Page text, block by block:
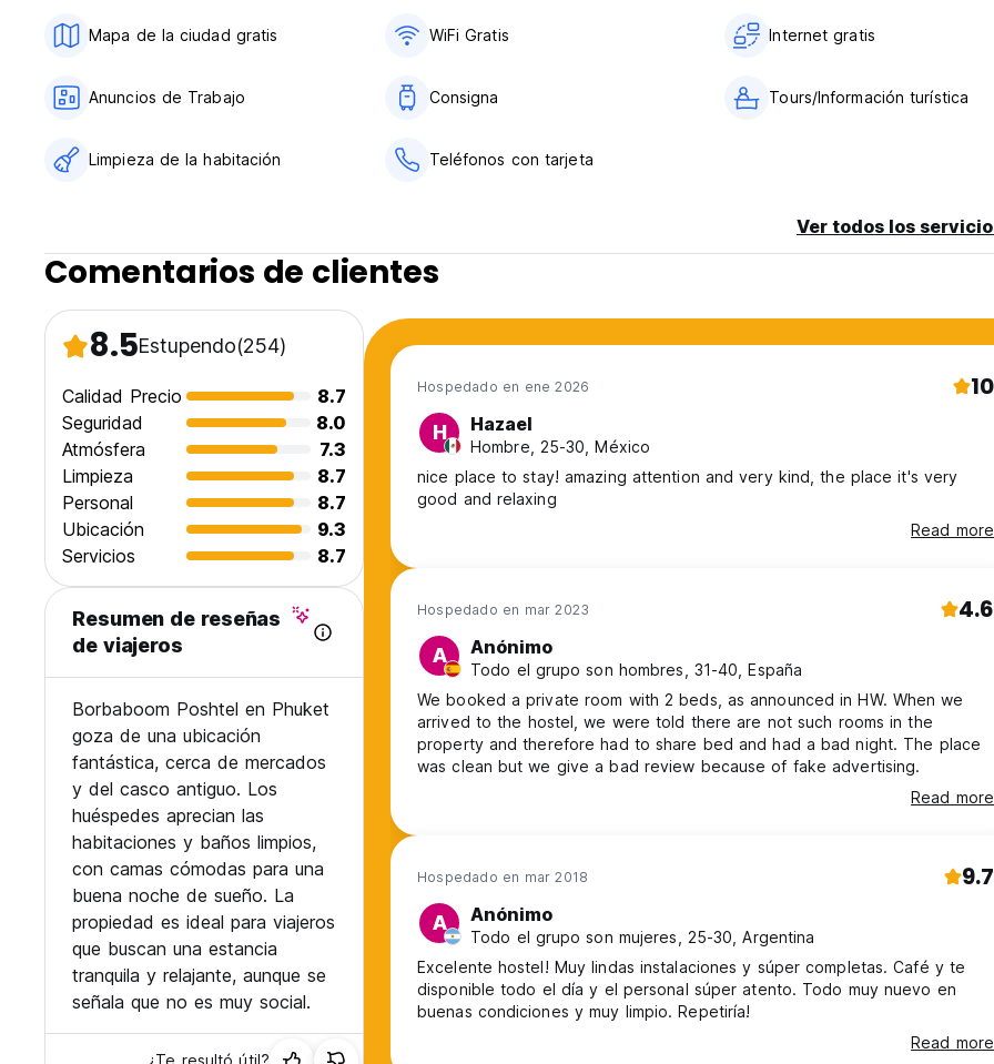
Mapa de la ciudad gratis WiFi Gratis Internet gratis
Anuncios de Trabajo Consigna Tours/Información turística
Limpieza de la habitación Teléfonos con tarjeta
Ver todos los
Comentarios de clientes
8.5Estupendo(254)
Calidad Precio
8.7
Seguridad
8.0
Atmósfera
7.3
Limpieza
8.7
Personal
8.7
Ubicación
9.3
Servicios
8.7
Resumen de reseñas
de viajeros
Borbaboom Poshtel en Phuket
goza de una ubicación
fantástica, cerca de mercados
y del casco antiguo. Los
huéspedes aprecian las
habitaciones y baños limpios,
con camas cómodas para una
buena noche de sueño. La
propiedad es ideal para viajeros
que buscan una estancia
tranquila y relajante, aunque se
señala que no es muy social.
¿Te resultó útil?
Hospedado en ene 2026 10
H Hazael
Hombre, 25-30, México
nice place to stay! amazing attention and very kind, the place it's very
good and relaxing
Read more
Hospedado en mar 2023 4.6
A Anónimo
Todo el grupo son hombres, 31-40, España
We booked a private room with 2 beds, as announced in HW. When we
arrived to the hostel, we were told there are not such rooms in the
property and therefore had to share bed and had a bad night. The place
was clean but we give a bad review because of fake advertising.
Read more
Hospedado en mar 2018 9.7
A Anónimo
Todo el grupo son mujeres, 25-30, Argentina
Excelente hostel! Muy lindas instalaciones y súper completas. Café y te
disponible todo el día y el personal súper atento. Todo muy nuevo en
buenas condiciones y muy limpio. Repetiría!
Read more